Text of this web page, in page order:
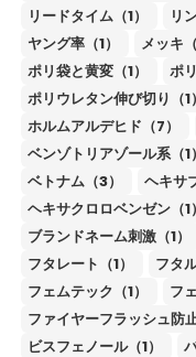
リードタイム（1）
リ
ヤング率（1）
メッキ（
ポリ袋と黄変（1）
ポ
ポリウレタン伸び切り（1）
ホルムアルデヒド（7）
ベンゾトリアゾール系（1）
ベトナム（3）
ヘキサ
ヘキサクロロベンゼン（1）
ブランドネーム刺激（1）
フタレート（1）
フタ
フェムテック（1）
フ
ファイヤーフラッシュ防止
ビスフェノール（1）